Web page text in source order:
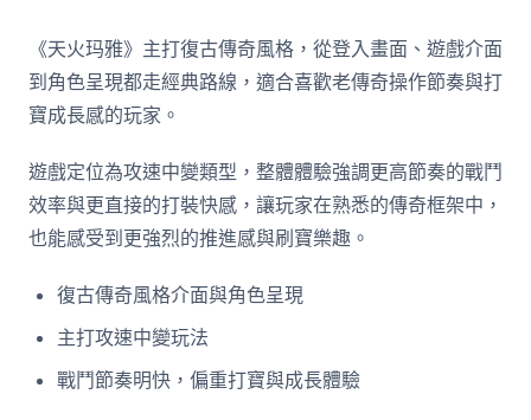
《天火玛雅》主打復古傳奇風格，從登入畫面、遊戲介面
到角色呈現都走經典路線，適合喜歡老傳奇操作節奏與打
寶成長感的玩家。
遊戲定位為攻速中變類型，整體體驗強調更高節奏的戰鬥
效率與更直接的打裝快感，讓玩家在熟悉的傳奇框架中，
也能感受到更強烈的推進感與刷寶樂趣。
復古傳奇風格介面與角色呈現
主打攻速中變玩法
戰鬥節奏明快，偏重打寶與成長體驗